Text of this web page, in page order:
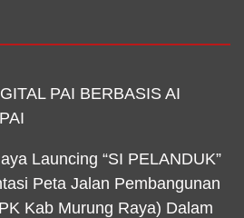
PAI BERBASIS AI
Launcing “SI PELANDUK”
Peta Jalan Pembangunan
Kab Murung Raya) Dalam